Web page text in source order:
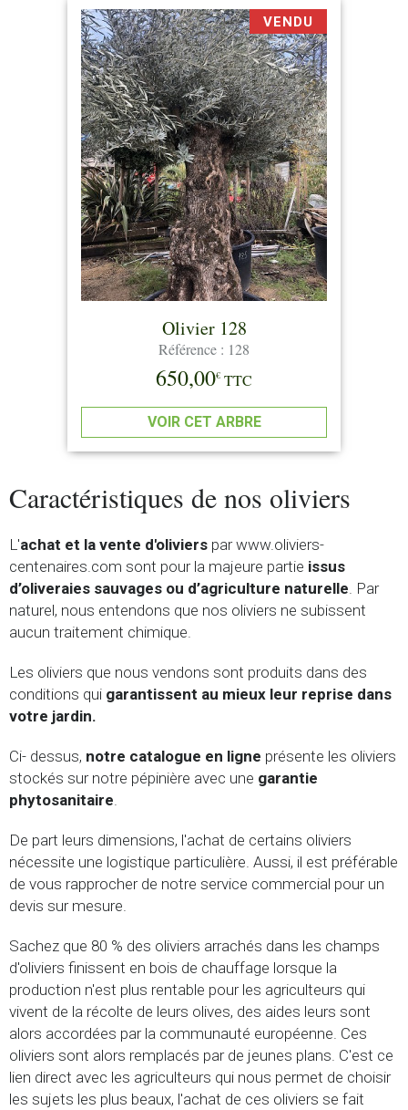
Olivier 128
Référence : 128
650,00€ TTC
VOIR CET ARBRE
VENDU
Caractéristiques de nos oliviers
L'achat et la vente d'oliviers par www.oliviers-
centenaires.com sont pour la majeure partie issus
d’oliveraies sauvages ou d’agriculture naturelle . Par
naturel, nous entendons que nos oliviers ne subissent
aucun traitement chimique.
Les oliviers que nous vendons sont produits dans des
conditions qui garantissent au mieux leur reprise dans
votre jardin.
Ci- dessus, notre catalogue en ligne présente les oliviers
stockés sur notre pépinière avec une garantie
phytosanitaire
De part leurs dimensions, l'achat de certains oliviers
nécessite une logistique particulière. Aussi, il est préférable
de vous rapprocher de notre service commercial pour un
devis sur mesure.
Sachez que 80 % des oliviers arrachés dans les champs
d'oliviers finissent en bois de chauffage lorsque la
production n'est plus rentable pour les agriculteurs qui
vivent de la récolte de leurs olives, des aides leurs sont
alors accordées par la communauté européenne. Ces
oliviers sont alors remplacés par de jeunes plans. C'est ce
lien direct avec les agriculteurs qui nous permet de choisir
les sujets les plus beaux, l'achat de ces oliviers se fait